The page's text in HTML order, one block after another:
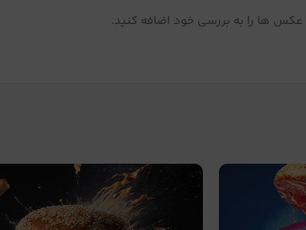
عکس ها را به بررسی خود اضافه کنید.